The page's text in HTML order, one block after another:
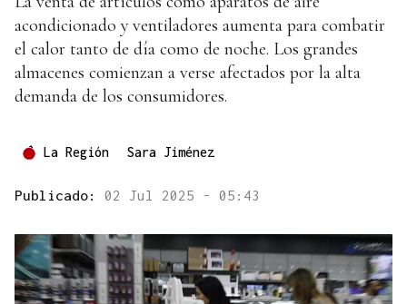
acondicionado y ventiladores aumenta para combatir
el calor tanto de día como de noche. Los grandes
almacenes comienzan a verse afectados por la alta
demanda de los consumidores.
La Región Sara Jiménez
Publicado: 02 Jul 2025 - 05:43